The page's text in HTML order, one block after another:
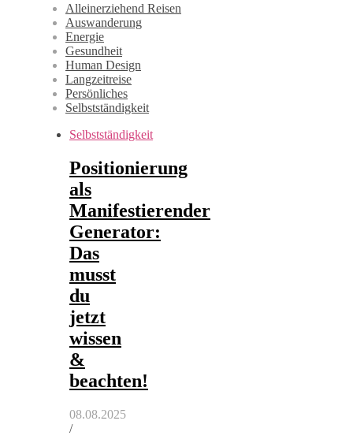
Alleinerziehend Reisen
Auswanderung
Energie
Gesundheit
Human Design
Langzeitreise
Persönliches
Selbstständigkeit
Selbstständigkeit
Positionierung
als
Manifestierender
Generator:
Das
musst
du
jetzt
wissen
&
beachten!
08.08.2025
/